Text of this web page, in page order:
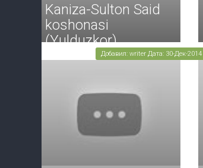
Kaniza-Sulton Said
koshonasi
(Yulduzkor)
Добавил: writer Дата: 30-Дек-2014